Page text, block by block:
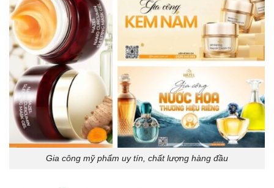
Gia công mỹ phẩm uy tín, chất lượng hàng đầu